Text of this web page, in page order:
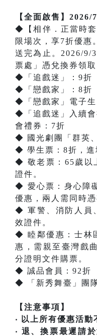
【全面啟售】2026/
◆【相伴．正當時
限場次，享7折優惠
送完為止。2026/9/
票處」憑兌換券領取
◆「追戲迷」：9折
◆「戀戲家」：8折
◆「戀戲家」電子生
◆「追戲迷」入續會
會禮券：7折
◆ 國光劇團「群英
◆ 學生票：8折，進
◆ 敬老票：65歲以
證件。
◆ 愛心票：身心障
優惠，兩人需同時憑
◆ 軍警、消防人員
效證件。
◆ 睦鄰優惠：士林
惠，需親至臺灣戲
分證明文件購票。
◆ 誠品會員：92折
◆ 「新秀舞臺」團
【注意事項】
‧ 以上所有優惠活動
‧ 退、換票最遲請